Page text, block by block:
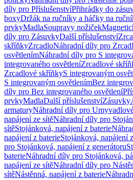
díly pro PříslušenstvíPřihrádky do
boxyDržák na ručníky a háčky na
prvkyMadlaSoupravy nožiček
díly pro ZásuvkyDalší příslušenství
skříňkyZrcadloNáhradní díly pro
osvětlenímNáhradní díly pro S
integrovaného osvětleníZrcadlové
Zrcadlové skříňkyS integrovaným
S integrovaným osvětlenímBez
díly pro Bez integrovaného osvětlení
prvkyMadlaDalší příslušenstvíZásuvky
armaturyNáhradní díly pro
napájení ze sítěNáhradní díly pro
sítěStojánková, napájení z baterie
napájení z baterieStojánková, napájení
pro Stojánková, napájení z generátoru
baterieNáhradní díly pro Stojánková,
napájení ze sítěNáhradní díly pro
sítěNástěnná, napájení z baterie